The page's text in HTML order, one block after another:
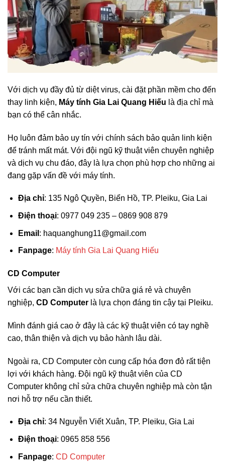
Với dịch vụ đầy đủ từ diệt virus, cài đặt phần mềm cho đến
thay linh kiện, Máy tính Gia Lai Quang Hiếu là địa chỉ mà
bạn có thể cân nhắc.
Họ luôn đảm bảo uy tín với chính sách bảo quản linh kiện
để tránh mất mát. Với đội ngũ kỹ thuật viên chuyên nghiệp
và dịch vụ chu đáo, đây là lựa chọn phù hợp cho những ai
đang gặp vấn đề với máy tính.
Địa chỉ: 135 Ngô Quyền, Biển Hồ, TP. Pleiku, Gia Lai
Điện thoại: 0977 049 235 – 0869 908 879
Email : haquanghung11@gmail.com
Fanpage: Máy tính Gia Lai Quang Hiếu
CD Computer
Với các bạn cần dịch vụ sửa chữa giá rẻ và chuyên
nghiệp, CD Computer là lựa chọn đáng tin cậy tại Pleiku.
Mình đánh giá cao ở đây là các kỹ thuật viên có tay nghề
cao, thân thiện và dịch vụ bảo hành lâu dài.
Ngoài ra, CD Computer còn cung cấp hóa đơn đỏ rất tiện
lợi với khách hàng. Đội ngũ kỹ thuật viên của CD
Computer không chỉ sửa chữa chuyên nghiệp mà còn tận
nơi hỗ trợ nếu cần thiết.
Địa chỉ: 34 Nguyễn Viết Xuân, TP. Pleiku, Gia Lai
Điện thoại: 0965 858 556
Fanpage: CD Computer